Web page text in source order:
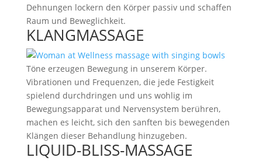
Dehnungen lockern den Körper passiv und schaffen
Raum und Beweglichkeit.
KLANGMASSAGE
Töne erzeugen Bewegung in unserem Körper.
Vibrationen und Frequenzen, die jede Festigkeit
spielend durchdringen und uns wohlig im
Bewegungsapparat und Nervensystem berühren,
machen es leicht, sich den sanften bis bewegenden
Klängen dieser Behandlung hinzugeben.
LIQUID-BLISS-MASSAGE